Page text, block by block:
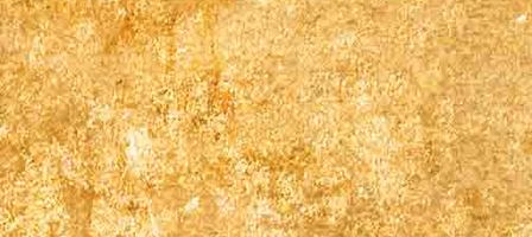
671537929_1269656158677735_5590267019105980658_n